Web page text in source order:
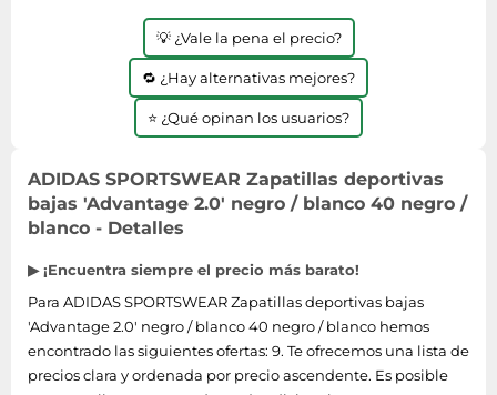
💡 ¿Vale la pena el precio?
🔁 ¿Hay alternativas mejores?
⭐ ¿Qué opinan los usuarios?
ADIDAS SPORTSWEAR Zapatillas deportivas
bajas 'Advantage 2.0' negro / blanco 40 negro /
blanco - Detalles
▶ ¡Encuentra siempre el precio más barato!
Para ADIDAS SPORTSWEAR Zapatillas deportivas bajas
'Advantage 2.0' negro / blanco 40 negro / blanco hemos
encontrado las siguientes ofertas: 9. Te ofrecemos una lista de
precios clara y ordenada por precio ascendente. Es posible